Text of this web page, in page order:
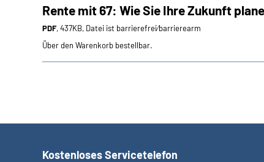
Rente mit 67: Wie Sie Ihre Zukunft
PDF, 437KB, Datei ist barrierefrei⁄barrierearm
Über den Warenkorb bestellbar.
Kostenloses Servicetelefon